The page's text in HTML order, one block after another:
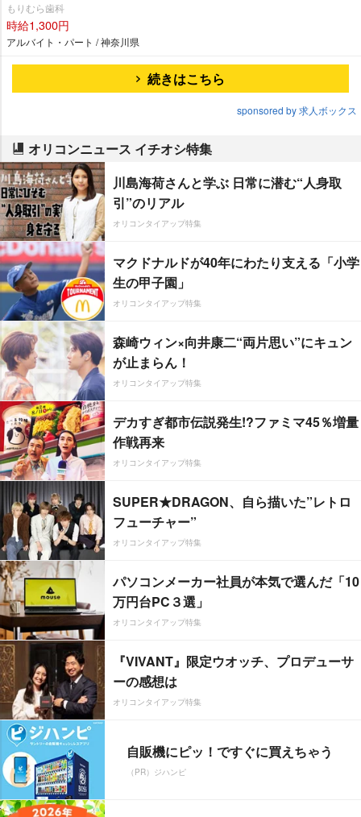
もりむら歯科
時給1,300円
アルバイト・パート / 神奈川県
続きはこちら
sponsored by 求人ボックス
オリコンニュース イチオシ特集
川島海荷さんと学ぶ 日常に潜む“人身取
引”のリアル
オリコンタイアップ特集
マクドナルドが40年にわたり支える「小学
生の甲子園」
オリコンタイアップ特集
森崎ウィン×向井康二“両片思い”にキュン
が止まらん！
オリコンタイアップ特集
デカすぎ都市伝説発生!?ファミマ45％増量
作戦再来
オリコンタイアップ特集
SUPER★DRAGON、自ら描いた”レトロ
フューチャー”
オリコンタイアップ特集
パソコンメーカー社員が本気で選んだ「10
万円台PC３選」
オリコンタイアップ特集
『VIVANT』限定ウオッチ、プロデューサ
ーの感想は
オリコンタイアップ特集
自販機にピッ！ですぐに買えちゃう
（PR）ジハンピ